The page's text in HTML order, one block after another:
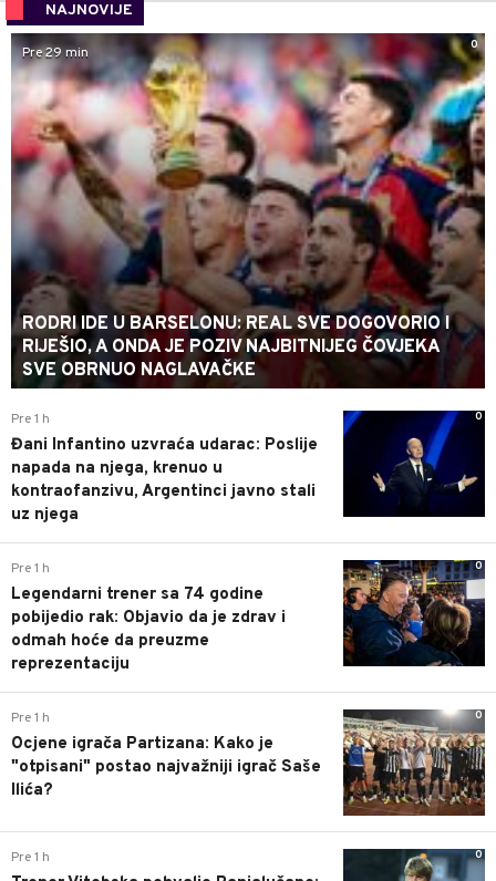
NAJNOVIJE
0
Pre 29 min
RODRI IDE U BARSELONU: REAL SVE DOGOVORIO I
RIJEŠIO, A ONDA JE POZIV NAJBITNIJEG ČOVJEKA
SVE OBRNUO NAGLAVAČKE
0
Pre 1 h
Đani Infantino uzvraća udarac: Poslije
napada na njega, krenuo u
kontraofanzivu, Argentinci javno stali
uz njega
0
Pre 1 h
Legendarni trener sa 74 godine
pobijedio rak: Objavio da je zdrav i
odmah hoće da preuzme
reprezentaciju
0
Pre 1 h
Ocjene igrača Partizana: Kako je
"otpisani" postao najvažniji igrač Saše
Ilića?
0
Pre 1 h